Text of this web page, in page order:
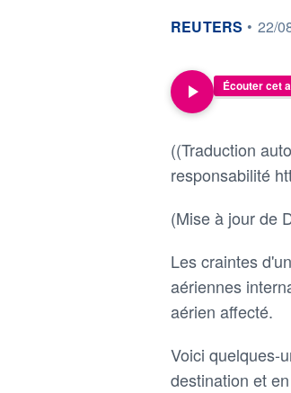
information
REUTERS • 22/
Écouter cet
((Traduction
responsabilité
(Mise à jour de
Les craintes
aériennes
aérien affecté.
Voici quelques-
destination et